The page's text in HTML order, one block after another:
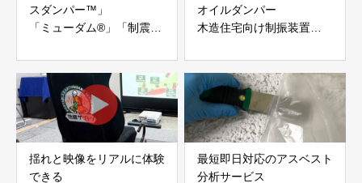
スダンパー™」
「ミューダム®」「制震テ
アイディールブレーン株式
会社
オイルダンパー
木造住宅向け制振装置
株式会社evoltz
揺れと映像をリアルに体験
できる
最短即日対応のアスベスト
分析サービス